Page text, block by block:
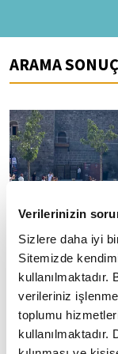
Verilerinizin
Sizlere daha iyi
Sitemizde
kullanılmaktadır.
verileriniz
toplumu
ARAMA
Türkiye Kültür Yolu
Festivali,
sanatını ülkeye
Kültür ve Turizm
Yaşayan Miras ve
Etkinlikler Genel
Terzi, "Son üç yıldır
pek...